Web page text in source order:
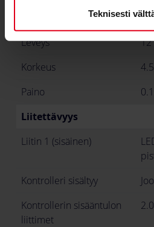
Teknisesti
Leveys
12
Korkeus
Paino
Liitettävyys
Liitin 1 (sisäinen)
Kontrolleri sisältyy
Joo
Kontrollerin sisääntulon
liittimet